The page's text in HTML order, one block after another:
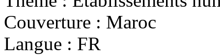
Couverture : Maroc
Langue : FR